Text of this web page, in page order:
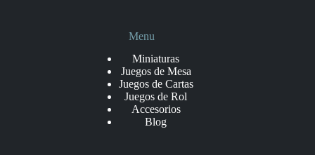
Menu
Miniaturas
Juegos de Mesa
Juegos de Cartas
Juegos de Rol
Accesorios
Blog